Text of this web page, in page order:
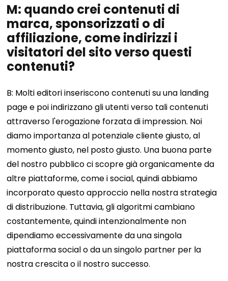
M: quando crei contenuti di
marca, sponsorizzati o di
affiliazione, come indirizzi i
visitatori del sito verso questi
contenuti?
B: Molti editori inseriscono contenuti su una landing
page e poi indirizzano gli utenti verso tali contenuti
attraverso l'erogazione forzata di impression. Noi
diamo importanza al potenziale cliente giusto, al
momento giusto, nel posto giusto. Una buona parte
del nostro pubblico ci scopre già organicamente da
altre piattaforme, come i social, quindi abbiamo
incorporato questo approccio nella nostra strategia
di distribuzione. Tuttavia, gli algoritmi cambiano
costantemente, quindi intenzionalmente non
dipendiamo eccessivamente da una singola
piattaforma social o da un singolo partner per la
nostra crescita o il nostro successo.